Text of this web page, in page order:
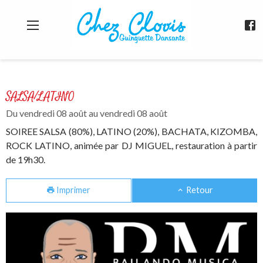
Agenda de la Guinguette Dansante
SALSA/LATINO
Du vendredi 08 août au vendredi 08 août
SOIREE SALSA (80%), LATINO (20%), BACHATA, KIZOMBA,
ROCK LATINO, animée par DJ MIGUEL, restauration à partir
de 19h30.
Imprimer Retour